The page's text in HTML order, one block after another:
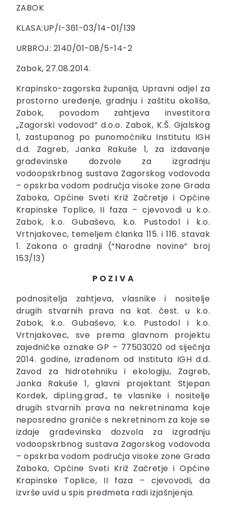
ZABOK
KLASA:UP/I-361-03/14-01/139
URBROJ: 2140/01-08/5-14-2
Zabok, 27.08.2014.
Krapinsko-zagorska županija, Upravni odjel za
prostorno uređenje, gradnju i zaštitu okoliša,
Zabok, povodom zahtjeva investitora
„Zagorski vodovod“ d.o.o. Zabok, K.Š. Gjalskog
1, zastupanog po punomoćniku Institutu IGH
d.d. Zagreb, Janka Rakuše 1, za izdavanje
građevinske dozvole za izgradnju
vodoopskrbnog sustava Zagorskog vodovoda
– opskrba vodom područja visoke zone Grada
Zaboka, Općine Sveti Križ Začretje i Općine
Krapinske Toplice, II faza – cjevovodi u k.o.
Zabok, k.o. Gubaševo, k.o. Pustodol i k.o.
Vrtnjakovec, temeljem članka 115. i 116. stavak
1. Zakona o gradnji (“Narodne novine” broj
153/13)
P O Z I V A
podnositelja zahtjeva, vlasnike i nositelje
drugih stvarnih prava na kat. čest. u k.o.
Zabok, k.o. Gubaševo, k.o. Pustodol i k.o.
Vrtnjakovec, sve prema glavnom projektu
zajedničke oznake GP – 77503020 od siječnja
2014. godine, izrađenom od Instituta IGH d.d.
Zavod za hidrotehniku i ekologiju, Zagreb,
Janka Rakuše 1, glavni projektant Stjepan
Kordek, dipl.ing.građ., te vlasnike i nositelje
drugih stvarnih prava na nekretninama koje
neposredno graniče s nekretninom za koje se
izdaje građevinska dozvola za izgradnju
vodoopskrbnog sustava Zagorskog vodovoda
– opskrba vodom područja visoke zone Grada
Zaboka, Općine Sveti Križ Začretje i Općine
Krapinske Toplice, II faza – cjevovodi, da
izvrše uvid u spis predmeta radi izjašnjenja.